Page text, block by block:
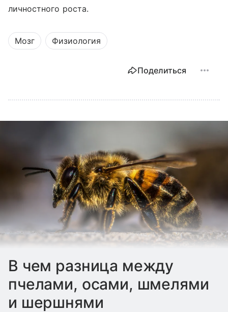
личностного роста.
Мозг Физиология
Поделиться
В чем разница между
пчелами, осами, шмелями
и шершнями